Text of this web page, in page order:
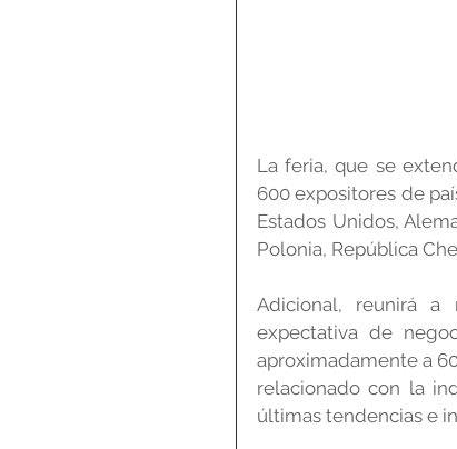
La feria, que se
600 expositores de
Estados Unidos,
Polonia, República
Adicional, reunirá a
expectativa de
aproximadamente a
relacionado con la
últimas tendencias e